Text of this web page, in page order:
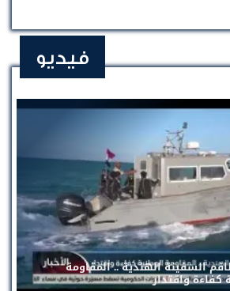
فيديو
السفينة الهندية .. المقاومة
كفاءة واقتدار